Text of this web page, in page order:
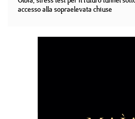
accesso alla sopraelevata chiuse